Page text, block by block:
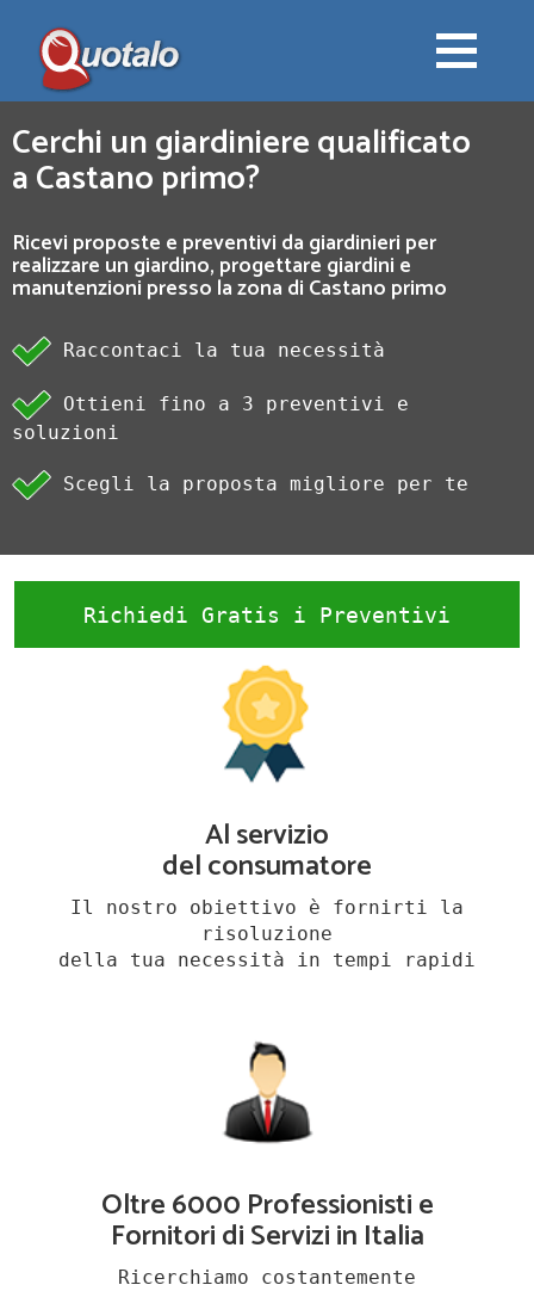
Cerchi un giardiniere qualificato
a Castano primo?
Ricevi proposte e preventivi da giardinieri per
realizzare un giardino, progettare giardini e
manutenzioni presso la zona di Castano primo
Raccontaci la tua necessità
Ottieni fino a 3 preventivi e
soluzioni
Scegli la proposta migliore per te
Richiedi Gratis i Preventivi
Al servizio
del consumatore
Il nostro obiettivo è fornirti la
risoluzione
della tua necessità in tempi rapidi
Oltre 6000 Professionisti e
Fornitori di Servizi in Italia
Ricerchiamo costantemente